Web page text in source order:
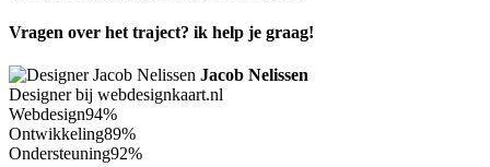
Vragen over het traject? ik help je graag!
Jacob Nelissen
Designer bij webdesignkaart.nl
Webdesign94%
Ontwikkeling89%
Ondersteuning92%